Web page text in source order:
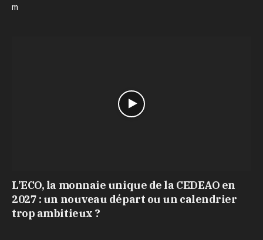
m
L’ECO, la monnaie unique de la CEDEAO en
2027 : un nouveau départ ou un calendrier
trop ambitieux ?